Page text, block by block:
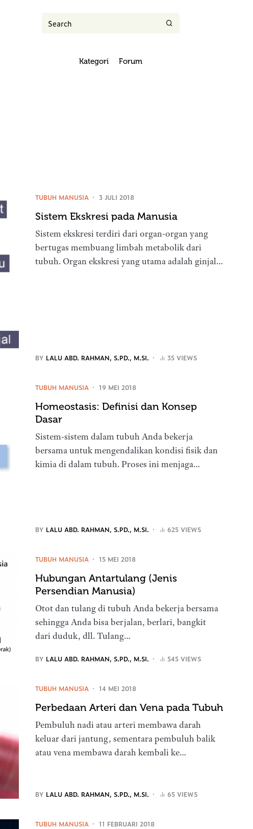
Kategori Forum
TUBUH MANUSIA 3 JULI 2018
Sistem Ekskresi pada Manusia
Sistem ekskresi terdiri dari organ-organ yang
bertugas membuang limbah metabolik dari
tubuh. Organ ekskresi yang utama adalah ginjal…
BY LALU ABD. RAHMAN, S.PD., M.SI. 35 VIEWS
TUBUH MANUSIA 19 MEI 2018
Homeostasis: Definisi dan Konsep
Dasar
Sistem-sistem dalam tubuh Anda bekerja
bersama untuk mengendalikan kondisi fisik dan
kimia di dalam tubuh. Proses ini menjaga…
BY LALU ABD. RAHMAN, S.PD., M.SI. 625 VIEWS
TUBUH MANUSIA 15 MEI 2018
Hubungan Antartulang (Jenis
Persendian Manusia)
Otot dan tulang di tubuh Anda bekerja bersama
sehingga Anda bisa berjalan, berlari, bangkit
dari duduk, dll. Tulang…
BY LALU ABD. RAHMAN, S.PD., M.SI. 545 VIEWS
TUBUH MANUSIA 14 MEI 2018
Perbedaan Arteri dan Vena pada Tubuh
Pembuluh nadi atau arteri membawa darah
keluar dari jantung, sementara pembuluh balik
atau vena membawa darah kembali ke…
BY LALU ABD. RAHMAN, S.PD., M.SI. 65 VIEWS
TUBUH MANUSIA 11 FEBRUARI 2018